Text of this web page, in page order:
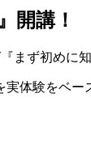
開講！
まず初めに
体験をベー